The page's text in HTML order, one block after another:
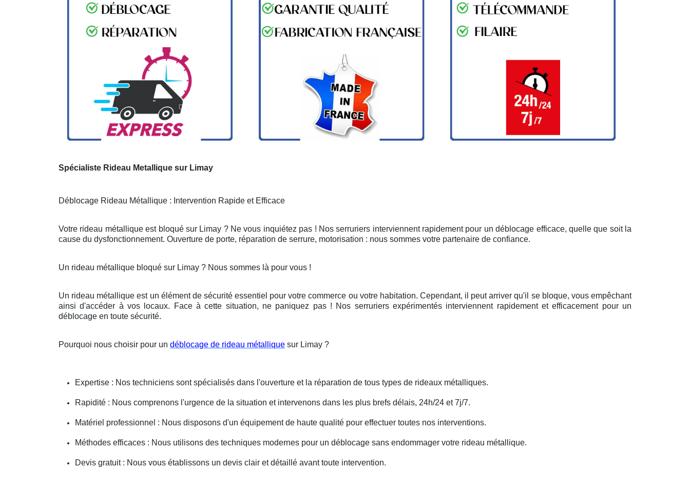
Spécialiste Rideau Metallique sur Limay
Déblocage Rideau Métallique : Intervention Rapide et Efficace
Votre rideau métallique est bloqué sur Limay ? Ne vous inquiétez pas ! Nos serruriers interviennent rapidement pour un déblocage efficace, quelle que soit la
cause du dysfonctionnement. Ouverture de porte, réparation de serrure, motorisation : nous sommes votre partenaire de confiance.
Un rideau métallique bloqué sur Limay ? Nous sommes là pour vous !
Un rideau métallique est un élément de sécurité essentiel pour votre commerce ou votre habitation. Cependant, il peut arriver qu'il se bloque, vous empêchant
ainsi d'accéder à vos locaux. Face à cette situation, ne paniquez pas ! Nos serruriers expérimentés interviennent rapidement et efficacement pour un
déblocage en toute sécurité.
Pourquoi nous choisir pour un déblocage de rideau métallique sur Limay ?
Expertise : Nos techniciens sont spécialisés dans l'ouverture et la réparation de tous types de rideaux métalliques.
Rapidité : Nous comprenons l'urgence de la situation et intervenons dans les plus brefs délais, 24h/24 et 7j/7.
Matériel professionnel : Nous disposons d'un équipement de haute qualité pour effectuer toutes nos interventions.
Méthodes efficaces : Nous utilisons des techniques modernes pour un déblocage sans endommager votre rideau métallique.
Devis gratuit : Nous vous établissons un devis clair et détaillé avant toute intervention.